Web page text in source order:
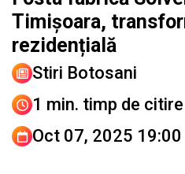
Timișoara,
rezidențială
Stiri Botosani
1 min. timp de citire
Oct 07, 2025 19:00